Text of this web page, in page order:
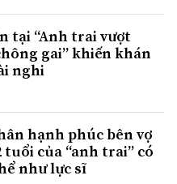
tại “Anh trai vượt
gai” khiến khán
nghi
hạnh phúc bên vợ
tuổi của “anh trai” có
như lực sĩ